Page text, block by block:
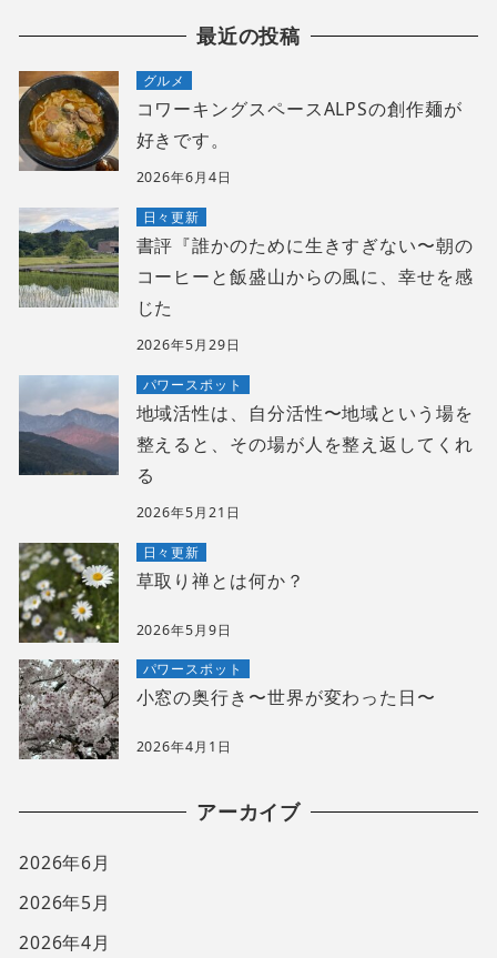
最近の投稿
グルメ
コワーキングスペースALPSの創作麺が
好きです。
2026年6月4日
日々更新
書評『誰かのために生きすぎない〜朝の
コーヒーと飯盛山からの風に、幸せを感
じた
2026年5月29日
パワースポット
地域活性は、自分活性〜地域という場を
整えると、その場が人を整え返してくれ
る
2026年5月21日
日々更新
草取り禅とは何か？
2026年5月9日
パワースポット
小窓の奥行き〜世界が変わった日〜
2026年4月1日
アーカイブ
2026年6月
2026年5月
2026年4月